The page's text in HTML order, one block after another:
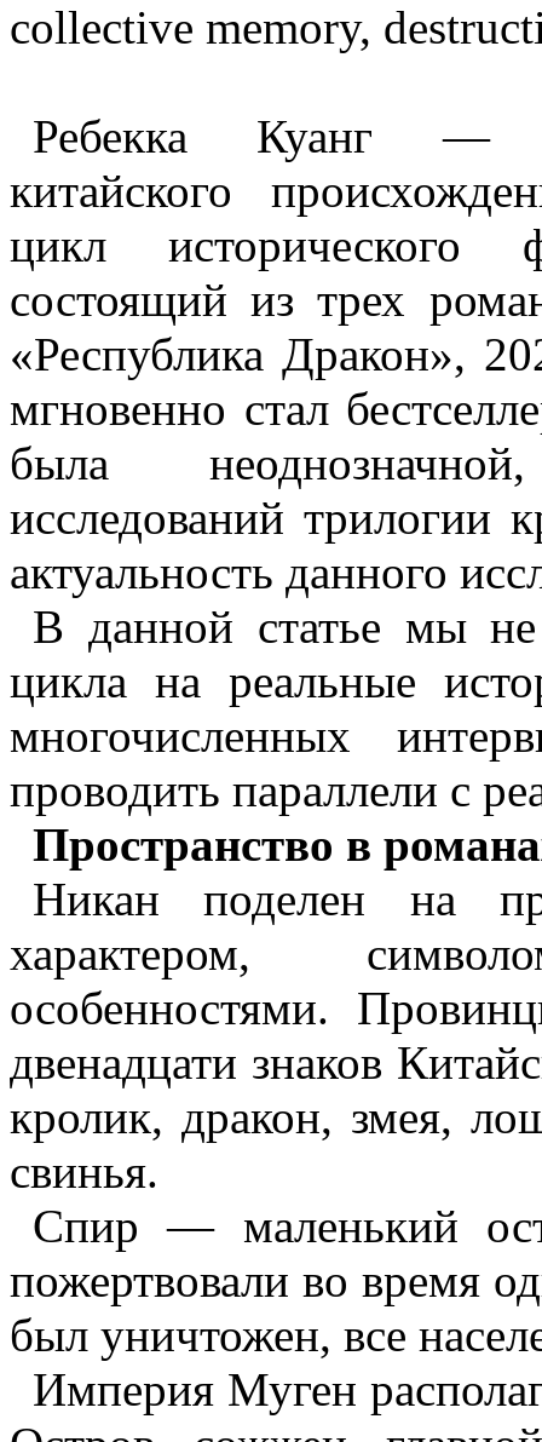
collective memory,
Ребекка Куанг —
китайского
цикл исторического
состоящий из трех
«Республика Дракон»,
мгновенно стал
была
исследований трилогии
актуальность данного
В данной статье мы
цикла на реальные
многочисленных
проводить параллели с
Пространство в
Никан поделен на
характером,
особенностями.
двенадцати знаков
кролик, дракон, змея,
свинья.
Спир — маленький
пожертвовали во время
был уничтожен, все
Империя Муген